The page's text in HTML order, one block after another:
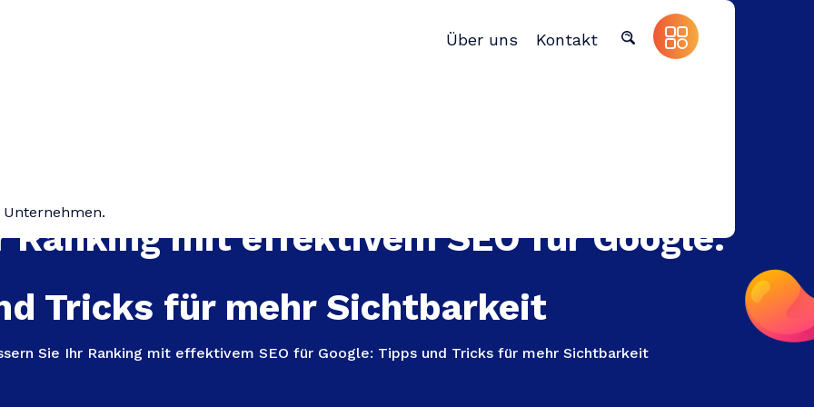
Über uns Kontakt
Ranking mit effektivem SEO für Google:
Tricks für mehr Sichtbarkeit
Sie Ihr Ranking mit effektivem SEO für Google: Tipps und Tricks für mehr Sichtbarkeit